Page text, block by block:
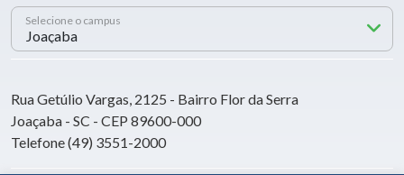
Selecione o campus
Rua Getúlio Vargas, 2125 - Bairro Flor da Serra
Joaçaba - SC - CEP 89600-000
Telefone (49) 3551-2000